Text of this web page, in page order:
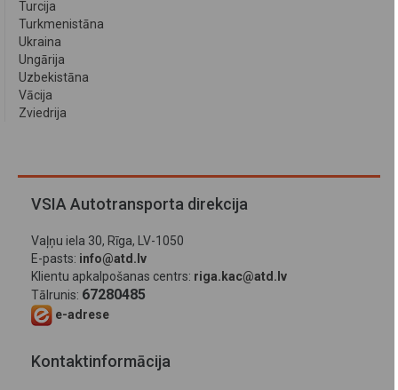
Turcija
Turkmenistāna
Ukraina
Ungārija
Uzbekistāna
Vācija
Zviedrija
VSIA Autotransporta direkcija
Vaļņu iela 30, Rīga, LV-1050
E-pasts: info@atd.lv
Klientu apkalpošanas centrs: riga.kac@atd.lv
Tālrunis: 67280485
e-adrese
Kontaktinformācija